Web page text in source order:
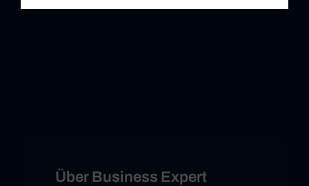
Über Business Expert